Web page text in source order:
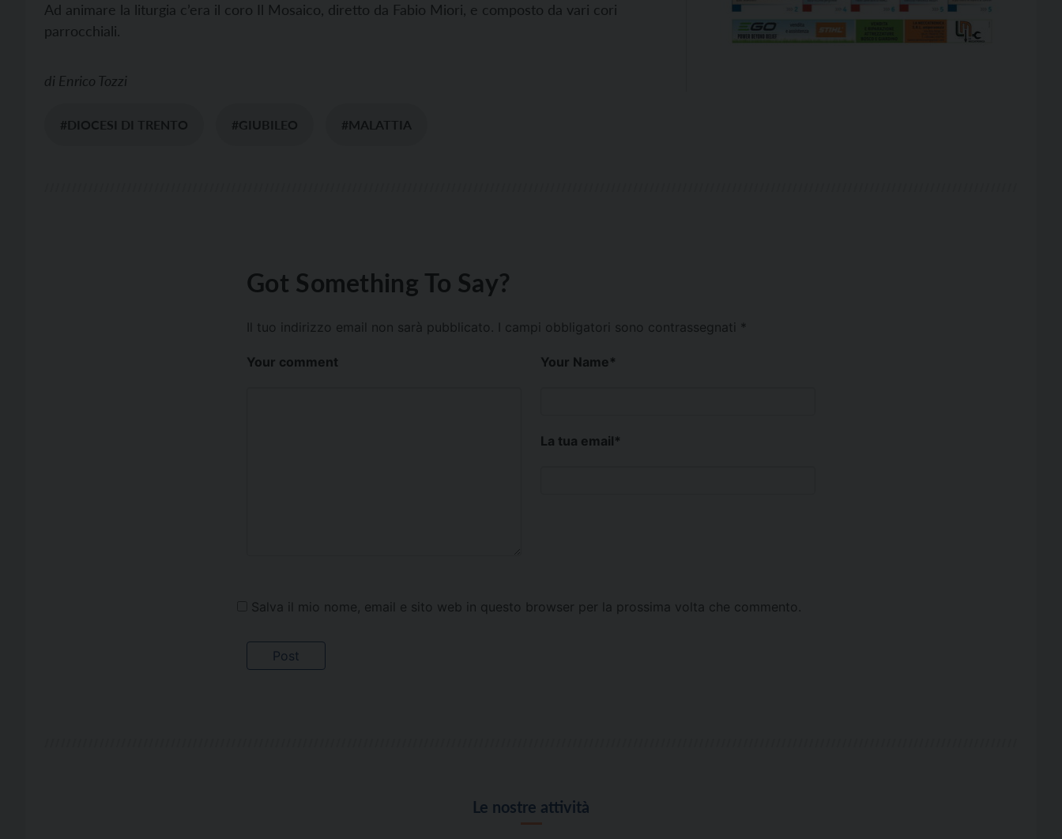
Ad animare la liturgia c’era il coro Il Mosaico, diretto da Fabio Miori, e composto da vari cori
parrocchiali.
di Enrico Tozzi
#DIOCESI DI TRENTO #GIUBILEO #MALATTIA
Got Something To Say?
Il tuo indirizzo email non sarà pubblicato. I campi obbligatori sono contrassegnati *
Your comment Your Name*
La tua email*
Salva il mio nome, email e sito web in questo browser per la prossima volta che commento.
Le nostre attività